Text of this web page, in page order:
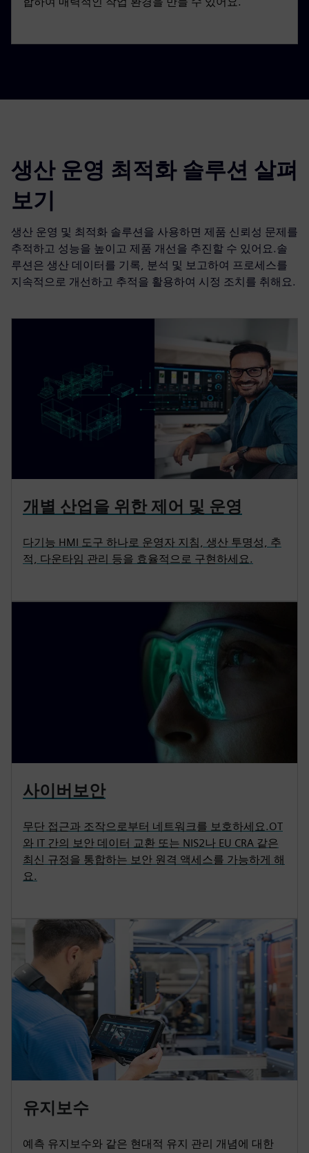
생산 운영 최적화 솔루션 살펴
보기
생산 운영 및 최적화 솔루션을 사용하면 제품 신뢰성 문제를
추적하고 성능을 높이고 제품 개선을 추진할 수 있어요.솔
루션은 생산 데이터를 기록, 분석 및 보고하여 프로세스를
지속적으로 개선하고 추적을 활용하여 시정 조치를 취해요.
개별 산업을 위한 제어 및 운영
다기능 HMI 도구 하나로 운영자 지침, 생산 투명성, 추
적, 다운타임 관리 등을 효율적으로 구현하세요.
사이버보안
무단 접근과 조작으로부터 네트워크를 보호하세요.OT
와 IT 간의 보안 데이터 교환 또는 NIS2나 EU CRA 같은
최신 규정을 통합하는 보안 원격 액세스를 가능하게 해
요.
유지보수
예측 유지보수와 같은 현대적 유지 관리 개념에 대한